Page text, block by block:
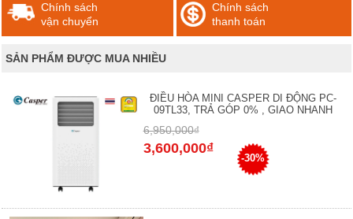
Chính sách
vận chuyển
Chính sách
thanh toán
SẢN PHẨM ĐƯỢC MUA NHIỀU
ĐIỀU HÒA MINI CASPER DI ĐỘNG PC-
09TL33, TRẢ GÓP 0% , GIAO NHANH
6,950,000₫
3,600,000₫
-30%